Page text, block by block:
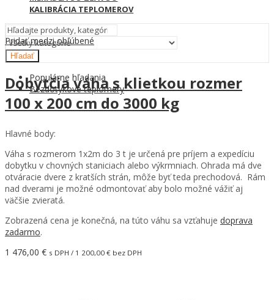
KALIBRÁCIA TEPLOMEROV
Hľadať
Populárne hľadania
Bezdotykové teplomery
Pridať medzi obľúbené
Dobytčia váha s klietkou rozmer
100 x 200 cm do 3000 kg
Hlavné body:
Váha s rozmerom 1x2m do 3 t je určená pre príjem a expedíciu
dobytku v chovných staniciach alebo výkrmniach. Ohrada má dve
otváracie dvere z kratších strán, môže byť teda prechodová. Rám
nad dverami je možné odmontovať aby bolo možné vážiť aj
väčšie zvieratá.
Zobrazená cena je konečná, na túto váhu sa vzťahuje doprava
zadarmo.
1 476,00 € s DPH / 1 200,00 € bez DPH